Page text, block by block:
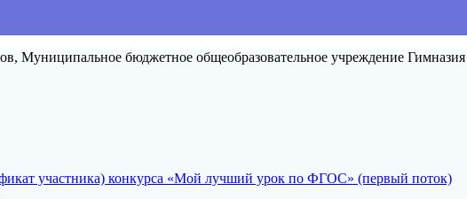
Муниципальное бюджетное общеобразовательное учреждение
участника) конкурса «Мой лучший урок по ФГОС» (первый поток)